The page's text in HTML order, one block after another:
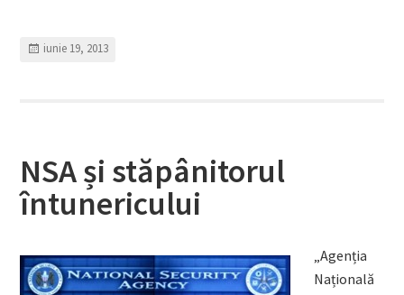
iunie 19, 2013
NSA și stăpânitorul
întunericului
„Agenția
Națională